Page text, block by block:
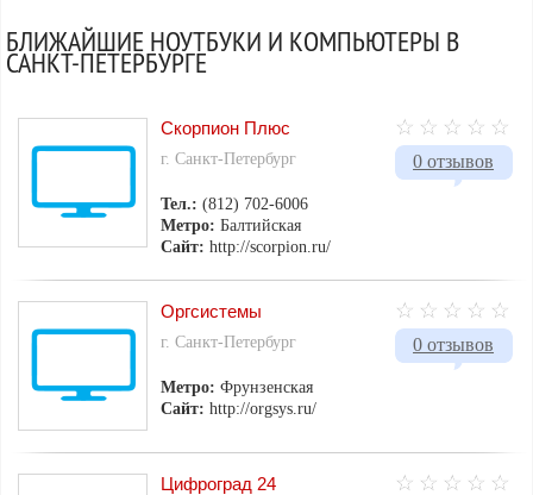
БЛИЖАЙШИЕ НОУТБУКИ И КОМПЬЮТЕРЫ В
САНКТ-ПЕТЕРБУРГЕ
0 отзывов
Скорпион Плюс
г. Санкт-Петербург
Тел.:(812) 702-6006
Метро:Балтийская
Сайт: http://scorpion.ru/
0 отзывов
Оргсистемы
г. Санкт-Петербург
Метро:Фрунзенская
Сайт: http://orgsys.ru/
Цифроград 24